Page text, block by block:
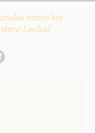
entre los
Lechal